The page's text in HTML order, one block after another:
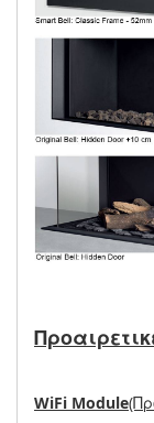
WiFi Module